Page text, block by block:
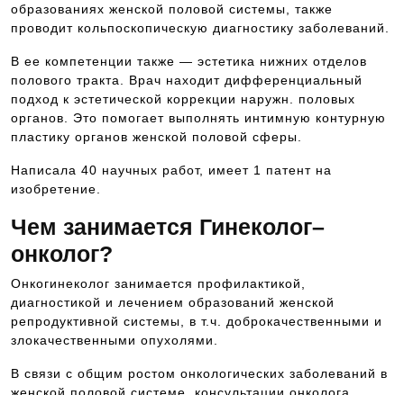
образованиях женской половой системы, также
проводит кольпоскопическую диагностику заболеваний.
В ее компетенции также — эстетика нижних отделов
полового тракта. Врач находит дифференциальный
подход к эстетической коррекции наружн. половых
органов. Это помогает выполнять интимную контурную
пластику органов женской половой сферы.
Написала 40 научных работ, имеет 1 патент на
изобретение.
Чем занимается Гинеколог–
онколог?
Онкогинеколог занимается профилактикой,
диагностикой и лечением образований женской
репродуктивной системы, в т.ч. доброкачественными и
злокачественными опухолями.
В связи с общим ростом онкологических заболеваний в